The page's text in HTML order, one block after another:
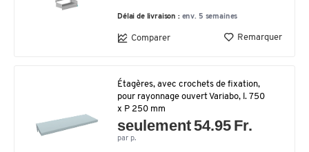
Délai de livraison : env. 5 semaines
Comparer Remarquer
Étagères, avec crochets de fixation,
pour rayonnage ouvert Variabo, l. 750
x P 250 mm
seulement 54.95 Fr.
par p.